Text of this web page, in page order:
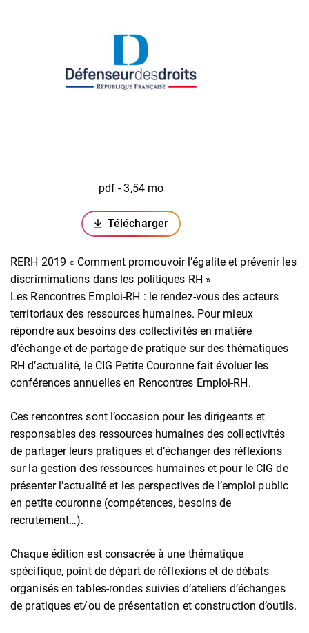
pdf - 3,54 mo
Télécharger
(ouverture dans un nouvel onglet)
RERH 2019 « Comment promouvoir l’égalite et prévenir les
discrimimations dans les politiques RH »
Les Rencontres Emploi-RH : le rendez-vous des acteurs
territoriaux des ressources humaines. Pour mieux
répondre aux besoins des collectivités en matière
d’échange et de partage de pratique sur des thématiques
RH d’actualité, le CIG Petite Couronne fait évoluer les
conférences annuelles en Rencontres Emploi-RH.
Ces rencontres sont l’occasion pour les dirigeants et
responsables des ressources humaines des collectivités
de partager leurs pratiques et d’échanger des réflexions
sur la gestion des ressources humaines et pour le CIG de
présenter l’actualité et les perspectives de l’emploi public
en petite couronne (compétences, besoins de
recrutement…).
Chaque édition est consacrée à une thématique
spécifique, point de départ de réflexions et de débats
organisés en tables-rondes suivies d’ateliers d’échanges
de pratiques et/ou de présentation et construction d’outils.